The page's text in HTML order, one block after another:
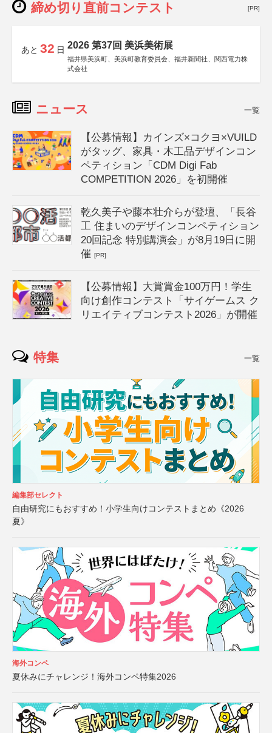
締め切り直前コンテスト [PR]
あと 32 日 2026 第37回 美浜美術展
福井県美浜町、美浜町教育委員会、福井新聞社、関西電力株
式会社
ニュース 一覧
【公募情報】カインズ×コクヨ×VUILD
がタッグ、家具・木工品デザインコン
ペティション「CDM Digi Fab
COMPETITION 2026」を初開催
乾久美子や藤本壮介らが登壇、「長谷
工 住まいのデザインコンペティション
20回記念 特別講演会」が8月19日に開
催[PR]
【公募情報】大賞賞金100万円！学生
向け創作コンテスト「サイゲームス ク
リエイティブコンテスト2026」が開催
特集 一覧
編集部セレクト
自由研究にもおすすめ！小学生向けコンテストまとめ《2026
夏》
海外コンペ
夏休みにチャレンジ！海外コンペ特集2026